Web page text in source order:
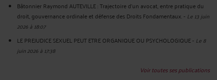
Bâtonnier Raymond AUTEVILLE : Trajectoire d’un avocat, entre pratique du
droit, gouvernance ordinale et défense des Droits Fondamentaux.- Le 13 juin
2026 à 18:07
LE PREJUDICE SEXUEL PEUT ETRE ORGANIQUE OU PSYCHOLOGIQUE- Le 8
juin 2026 à 17:38
Voir toutes ses publications